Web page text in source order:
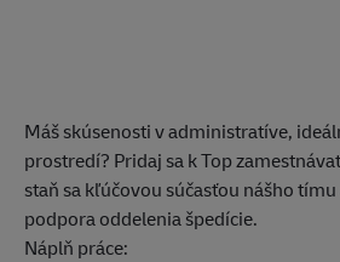
Máš skúsenosti v administratíve,
prostredí? Pridaj sa k Top
staň sa kľúčovou súčasťou nášho
podpora oddelenia špedície.
Náplň práce: